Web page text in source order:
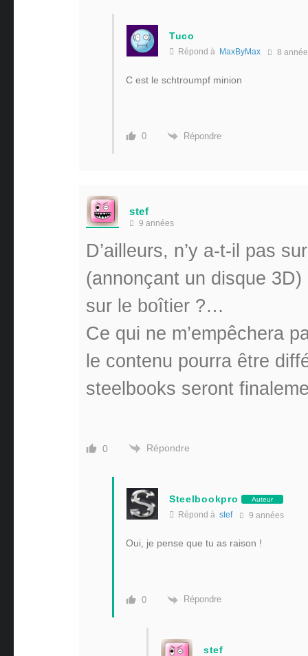
Tuco
Répond à MaxByMax 8
C est le schtroumpf minion
0 Répondre
stef
9 années
D’ailleurs, n’y a-t-il pas
(annonçant un disque
sur le boîtier ?…
Ce qui ne m’empêchera
le contenu pourra être
steelbooks seront
0 Répondre
Steelbookpro Auteur
Répond à stef 9 années
Oui, je pense que tu as raison !
0 Répondre
stef